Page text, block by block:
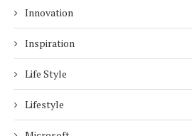
Innovation
Inspiration
Life Style
Lifestyle